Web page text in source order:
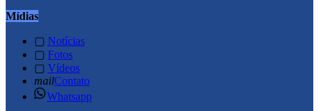
Mídias
▢ Notícias
▢ Fotos
▢ Vídeos
mailContato
Whatsapp